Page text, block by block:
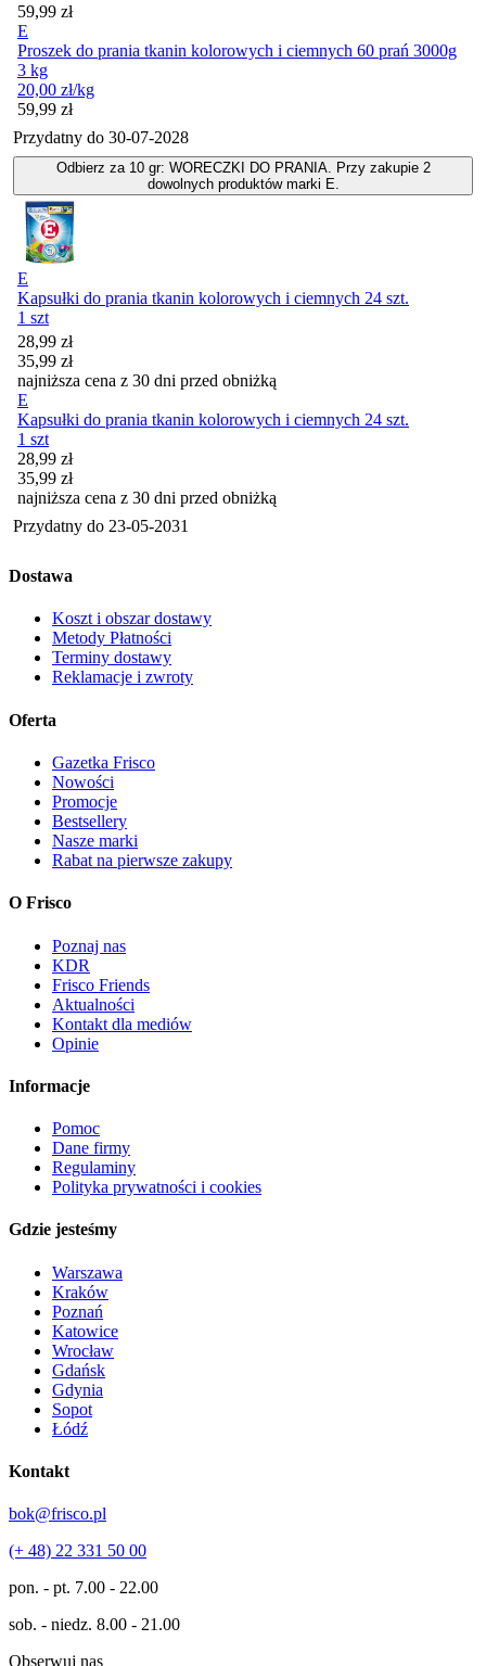
Cena
59,99 zł
E
Proszek do prania tkanin kolorowych i ciemnych 60 prań 3000g
3 kg
20,00 zł/kg
Cena
59,99 zł
Przydatny do 30-07-2028
Odbierz za 10 gr: WORECZKI DO PRANIA. Przy zakupie 2
dowolnych produktów marki E.
E
Kapsułki do prania tkanin kolorowych i ciemnych 24 szt.
1 szt
Cena promocyjna
28,99 zł
35,99 zł
najniższa cena z 30 dni przed obniżką
E
Kapsułki do prania tkanin kolorowych i ciemnych 24 szt.
1 szt
Cena promocyjna
28,99 zł
35,99 zł
najniższa cena z 30 dni przed obniżką
Przydatny do 23-05-2031
Dostawa
Koszt i obszar dostawy
Metody Płatności
Terminy dostawy
Reklamacje i zwroty
Oferta
Gazetka Frisco
Nowości
Promocje
Bestsellery
Nasze marki
Rabat na pierwsze zakupy
O Frisco
Poznaj nas
KDR
Frisco Friends
Aktualności
Kontakt dla mediów
Opinie
Informacje
Pomoc
Dane firmy
Regulaminy
Polityka prywatności i cookies
Gdzie jesteśmy
Warszawa
Kraków
Poznań
Katowice
Wrocław
Gdańsk
Gdynia
Sopot
Łódź
Kontakt
bok@frisco.pl
(+ 48) 22 331 50 00
pon. - pt. 7.00 - 22.00
sob. - niedz. 8.00 - 21.00
Obserwuj nas